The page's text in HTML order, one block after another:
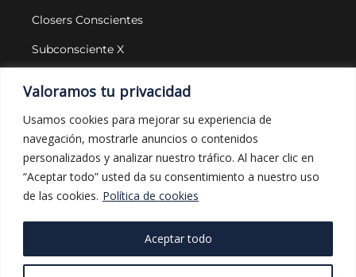
Valoramos tu privacidad
Usamos cookies para mejorar su experiencia de
navegación, mostrarle anuncios o contenidos
personalizados y analizar nuestro tráfico. Al hacer clic en
“Aceptar todo” usted da su consentimiento a nuestro uso
de las cookies. Política de cookies
Aceptar todo
Closers Conscientes
Subconsciente X
LEGAL Y PROTECCIÓN
Aviso legal
Política de privacidad
Política de cookies